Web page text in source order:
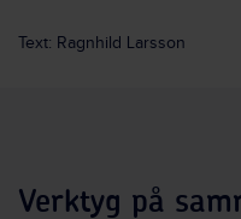
Text: Ragnhild Larsson
Verktyg på